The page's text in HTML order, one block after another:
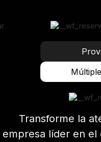
Transforme la
empresa líder en el